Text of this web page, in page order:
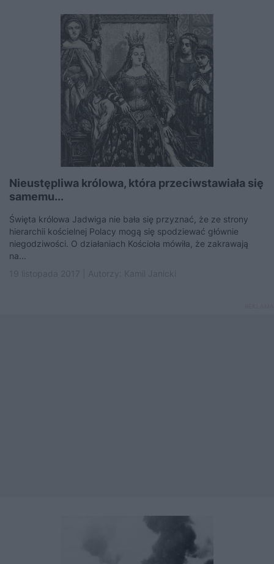
Nieustępliwa królowa, która przeciwstawiała się
samemu...
Święta królowa Jadwiga nie bała się przyznać, że ze strony
hierarchii kościelnej Polacy mogą się spodziewać głównie
niegodziwości. O działaniach Kościoła mówiła, że zakrawają
na...